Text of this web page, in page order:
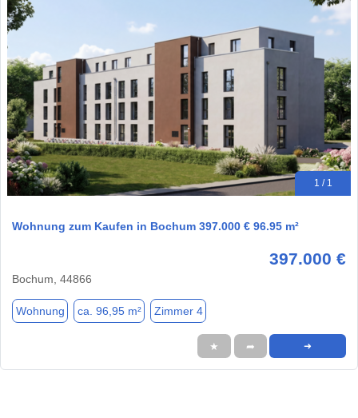
1 / 1
Wohnung zum Kaufen in Bochum 397.000 € 96.95 m²
397.000 €
Bochum, 44866
Wohnung ca. 96,95 m² Zimmer 4
★ ➦ ➜